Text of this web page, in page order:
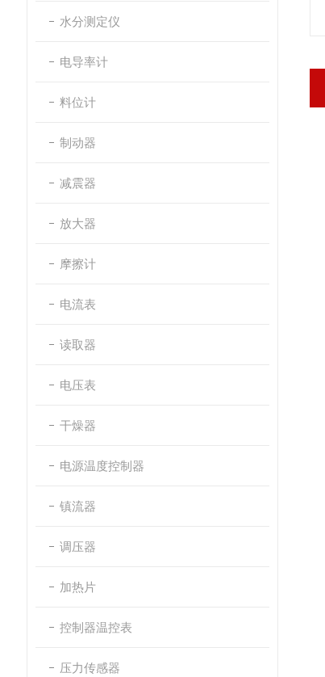
水分测定仪
电导率计
料位计
制动器
减震器
放大器
摩擦计
电流表
读取器
电压表
干燥器
电源温度控制器
镇流器
调压器
加热片
控制器温控表
压力传感器